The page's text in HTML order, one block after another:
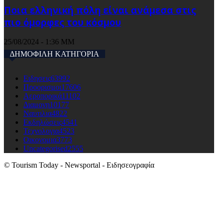
Ποια ελληνική πόλη είναι ανάμεσα στις
πιο όμορφες του κόσμου
25/08/2024 - 1:36 ΜΜ
ΔΗΜΟΦΙΛΗ ΚΑΤΗΓΟΡΙΑ
Ειδησεις63992
Προορισμοι17606
Αεροπορικά11102
Διαμονη10177
Ναυτιλια4822
Εκδηλώσεις4541
Τεχνολογια4523
Οικονομια3773
Uncategorised2555
© Tourism Today - Newsportal - Ειδησεογραφία